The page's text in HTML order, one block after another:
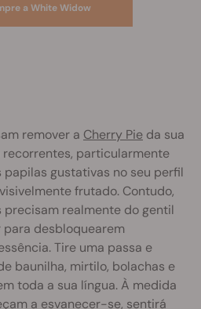
a White Widow
remover a Cherry Pie da sua
particularmente
papilas gustativas no seu perfil
frutado. Contudo,
realmente do gentil
desbloquearem
Tire uma passa e
baunilha, mirtilo, bolachas e
toda a sua língua. À medida
a esvanecer-se, sentirá